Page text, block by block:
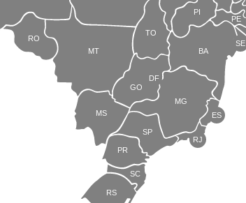
BA
SE
PE
MT
RO
RJ
RS
SC
PR
SP
MS
GO
MG
ES
PI
TO
DF